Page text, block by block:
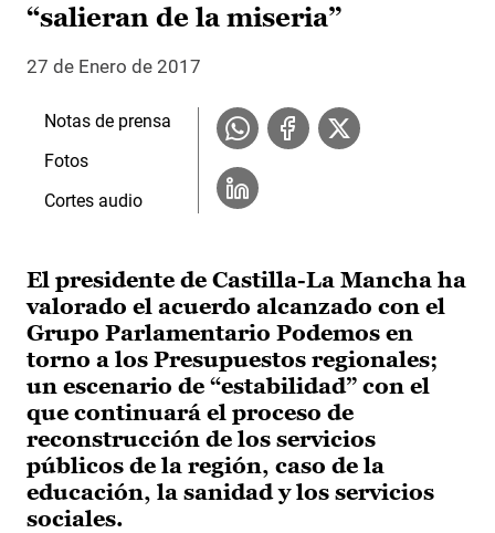
“salieran de la miseria”
27 de Enero de 2017
El presidente de Castilla-La Mancha ha
valorado el acuerdo alcanzado con el
Grupo Parlamentario Podemos en
torno a los Presupuestos regionales;
un escenario de “estabilidad” con el
que continuará el proceso de
reconstrucción de los servicios
públicos de la región, caso de la
educación, la sanidad y los servicios
sociales.
Notas de prensa
Fotos
Cortes audio